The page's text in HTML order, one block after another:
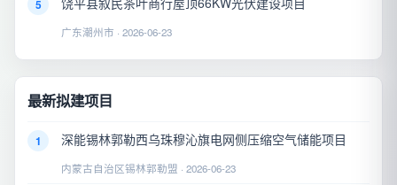
5
广东潮州市 · 2026-06-23
最新拟建项目
1 深能锡林郭勒西乌珠穆沁旗电网侧压缩空气储能项目
内蒙古自治区锡林郭勒盟 · 2026-06-23